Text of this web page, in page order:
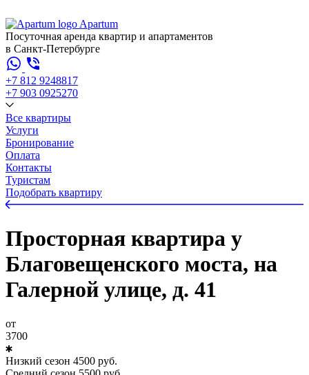
Apartum
Посуточная аренда квартир и апартаментов
в Санкт-Петербурге
+7 812 9248817
+7 903 0925270
Все квартиры
Услуги
Бронирование
Оплата
Контакты
Туристам
Подобрать квартиру
Просторная квартира у
Благовещенского моста, на
Галерной улице, д. 41
от
3700
Низкий сезон 4500 руб.